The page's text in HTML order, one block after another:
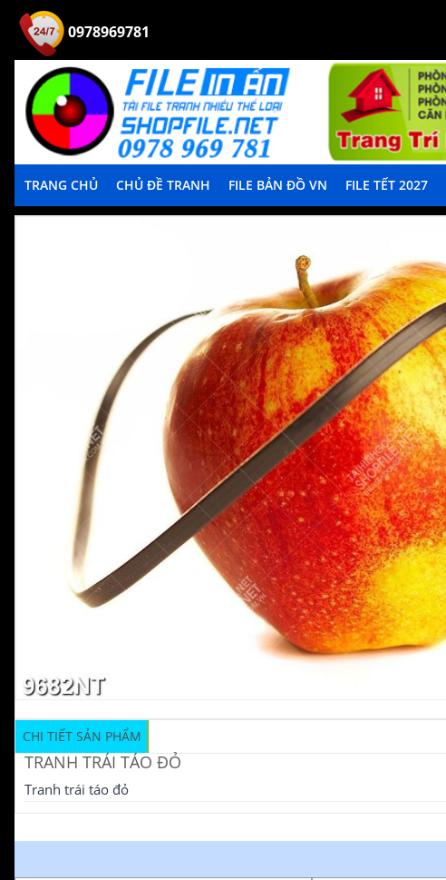
0978969781
TRANG CHỦ CHỦ ĐỀ TRANH FILE BẢN ĐỒ VN FILE TẾT 2027
CHI TIẾT SẢN PHẨM
TRANH TRÁI TÁO ĐỎ
Tranh trái táo đỏ